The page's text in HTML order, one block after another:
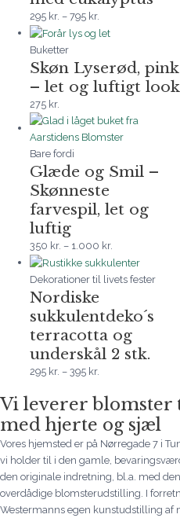
295 kr. – 795 kr.
Buketter
Skøn Lyserød, pink
– let og luftigt look
275 kr.
Bare fordi
Glæde og Smil –
Skønneste
farvespil, let og
luftig
350 kr. – 1.000 kr.
Dekorationer til livets fester
Nordiske
sukkulentdeko´s
terracotta og
underskål 2 stk.
295 kr. – 395 kr.
Vi leverer blomster
med hjerte og sjæl
Vores hjemsted er på Nørregade 7 i
vi holder til i den gamle,
den originale indretning, bl.a. med
overdådige blomsterudstilling. I
Westermanns egen kunstudstilling af